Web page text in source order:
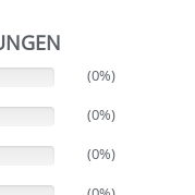
(0%)
(0%)
(0%)